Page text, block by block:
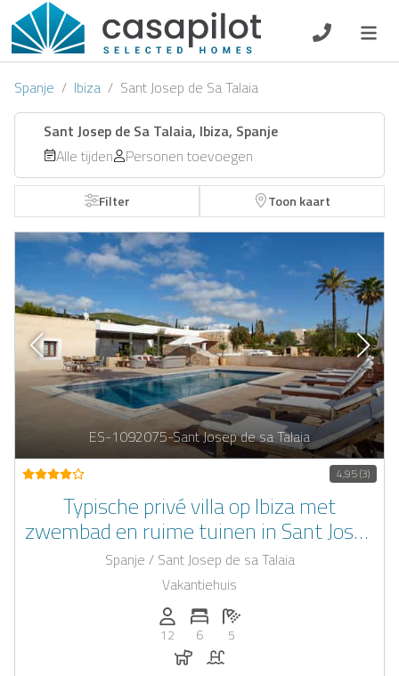
DE EN ES
Ontbijt
Voucher
Verhuurder
Spanje Ibiza Sant Josep de Sa Talaia
Sant Josep de Sa Talaia, Ibiza, Spanje
Alle tijden
Personen toevoegen
Filter Toon kaart
ES-1092075-Sant Josep de sa Talaia
4,95 (3)
Typische privé villa op Ibiza met
zwembad en ruime tuinen in Sant Josep
de sa Talaia
Spanje / Sant Josep de sa Talaia
Vakantiehuis
Personen (max.): 12
12
Aantal slaapkamers: 6
6
Aantal badkamers: 5
5
Honden toegestaan
Zwembad